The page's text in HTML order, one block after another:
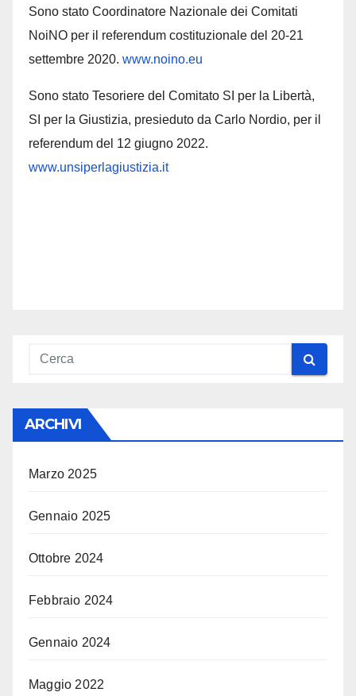
Sono stato Coordinatore Nazionale dei Comitati
NoiNO per il referendum costituzionale del 20-21
settembre 2020. www.noino.eu
Sono stato Tesoriere del Comitato SI per la Libertà,
SI per la Giustizia, presieduto da Carlo Nordio, per il
referendum del 12 giugno 2022.
www.unsiperlagiustizia.it
ARCHIVI
Marzo 2025
Gennaio 2025
Ottobre 2024
Febbraio 2024
Gennaio 2024
Maggio 2022